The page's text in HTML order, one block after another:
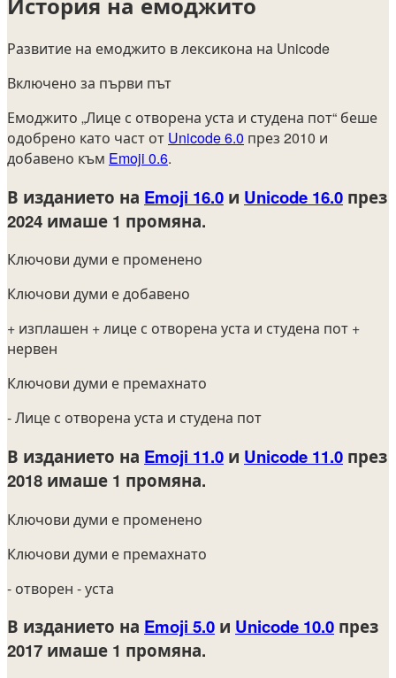
Развитие на емоджито в лексикона на Unicode
Включено за първи път
Емоджито „Лице с отворена уста и студена пот“ беше
одобрено като част от Unicode 6.0 през 2010 и
добавено към Emoji 0.6.
В изданието на Emoji 16.0 и Unicode 16.0 през
2024 имаше 1 промяна.
Ключови думи е променено
Ключови думи е добавено
+ изплашен + лице с отворена уста и студена пот +
нервен
Ключови думи е премахнато
- Лице с отворена уста и студена пот
В изданието на Emoji 11.0 и Unicode 11.0 през
2018 имаше 1 промяна.
Ключови думи е променено
Ключови думи е премахнато
- отворен - уста
В изданието на Emoji 5.0 и Unicode 10.0 през
2017 имаше 1 промяна.